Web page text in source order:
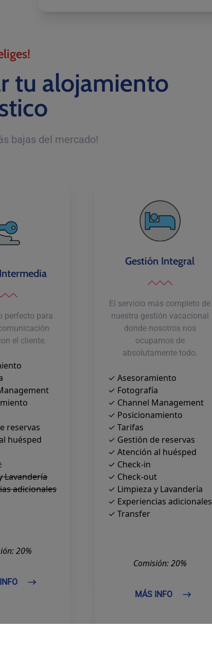
tu alojamiento
bajas del mercado!
perfecto para
el cliente.
reservas
huésped
Lavandería
adicionales
20%
Gestión Integral
El servicio más completo de
nuestra gestión vacacional
donde nosotros nos
ocupamos de
absolutamente todo.
✓ Asesoramiento
✓ Fotografía
✓ Channel Management
✓ Posicionamiento
✓ Tarifas
✓ Gestión de reservas
✓ Atención al huésped
✓ Check-in
✓ Check-out
✓ Limpieza y Lavandería
✓ Experiencias adicionales
✓ Transfer
Comisión: 20%
MÁS INFO